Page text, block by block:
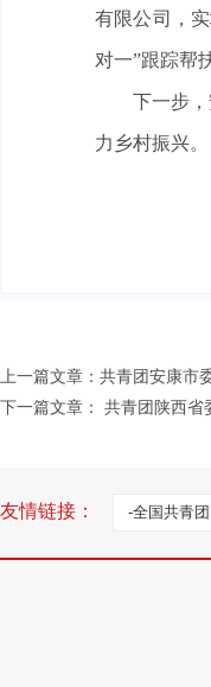
有限公司，
对一”跟踪帮
下一步
力乡村振兴。
上一篇文章： 共青团安康市
下一篇文章：
共青团陕西省
友情链接： -全国共青